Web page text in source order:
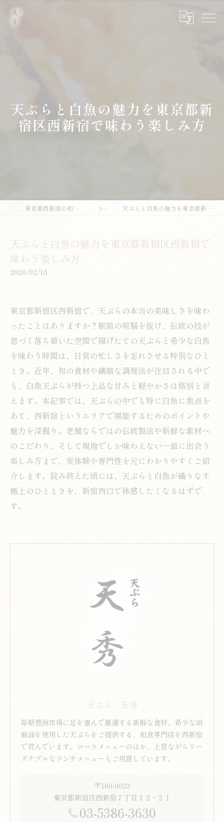
天ぷらと白魚の魅力を東京都新
宿区西新宿で味わう楽しみ方
東京都西新宿の和食なら天ぷら 天秀 コラム 天ぷらと白魚の魅力を東京都新宿区西新宿で味わう楽しみ方
天ぷらと白魚の魅力を東京都新宿区西新宿で
味わう楽しみ方
2026/02/16
東京都新宿区西新宿で、天ぷらの本当の美味しさを味わ
ったことはありますか？駅前の喧騒を抜け、伝統の技が
息づく落ち着いた空間で揚げたての天ぷらと希少な白魚
を味わう時間は、日常の忙しさを忘れさせる特別なひと
とき。近年、旬の食材や繊細な調理法が注目される中で
も、白魚天ぷらが持つ上品な甘みと軽やかさは格別と言
えます。本記事では、天ぷらの中でも特に白魚に焦点を
あて、西新宿というエリアで堪能するためのポイントや
魅力を深掘り。老舗ならではの伝統製法や新鮮な素材へ
のこだわり、そして現地でしか味わえない一皿に出会う
楽しみ方まで、実体験や専門性を元にわかりやすくご紹
介します。読み終えた頃には、天ぷらと白魚が織りなす
極上のひとときを、新宿西口で体感したくなるはずで
す。
天ぷら 天秀
毎朝豊洲市場に足を運んで厳選する新鮮な食材、希少な胡
麻油を使用した天ぷらをご提供する、和食専門店を西新宿
で営んでいます。コースメニューのほか、上質ながらリー
ズナブルなランチメニューもご用意しています。
〒160-0023
東京都新宿区西新宿７丁目１２−２１
03-5386-3630